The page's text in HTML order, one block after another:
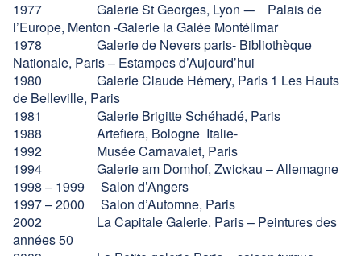
1977 Galerie St Georges, Lyon -– Palais de
l’Europe, Menton -Galerie la Galée Montélimar
1978 Galerie de Nevers paris- Bibliothèque
Nationale, Paris – Estampes d’Aujourd’hui
1980 Galerie Claude Hémery, Paris 1 Les Hauts
de Belleville, Paris
1981 Galerie Brigitte Schéhadé, Paris
1988 Artefiera, Bologne Italie-
1992 Musée Carnavalet, Paris
1994 Galerie am Domhof, Zwickau – Allemagne
1998 – 1999 Salon d’Angers
1997 – 2000 Salon d’Automne, Paris
2002 La Capitale Galerie. Paris – Peintures des
années 50